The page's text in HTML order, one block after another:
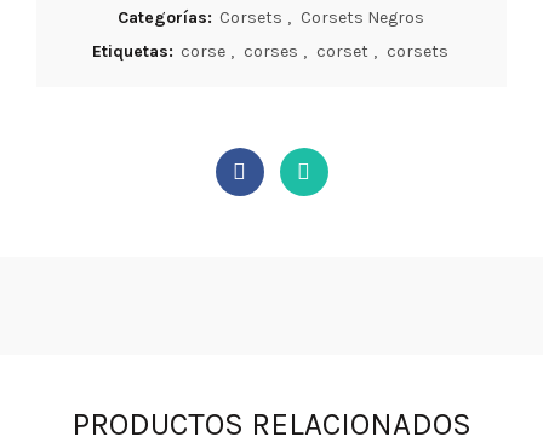
Categorías: Corsets , Corsets Negros
Etiquetas: corse , corses , corset , corsets
PRODUCTOS RELACIONADOS